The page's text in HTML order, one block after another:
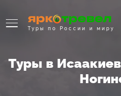
Туры по России и миру
Туры в